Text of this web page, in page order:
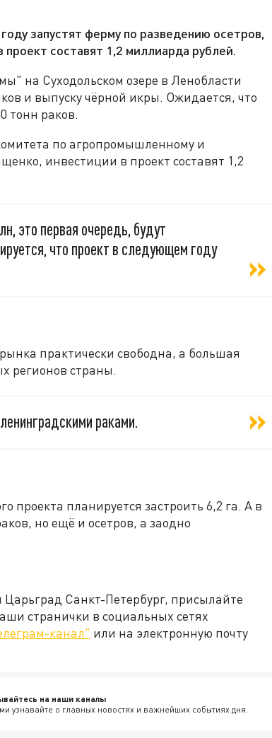
запустят ферму по разведению осетров,
составят 1,2 миллиарда рублей.
на Суходольском озере в Ленобласти
и выпуску чёрной икры. Ожидается, что
тонн раков.
по агропромышленному и
инвестиции в проект составят 1,2
это первая очередь, будут
что проект в следующем году
практически свободна, а большая
регионов страны.
раками.
проекта планируется застроить 6,2 га. А в
но ещё и осетров, а заодно
Санкт-Петербург, присылайте
странички в социальных сетях
канал" или на электронную почту
на наши каналы
узнавайте о главных новостях и важнейших событиях дня.